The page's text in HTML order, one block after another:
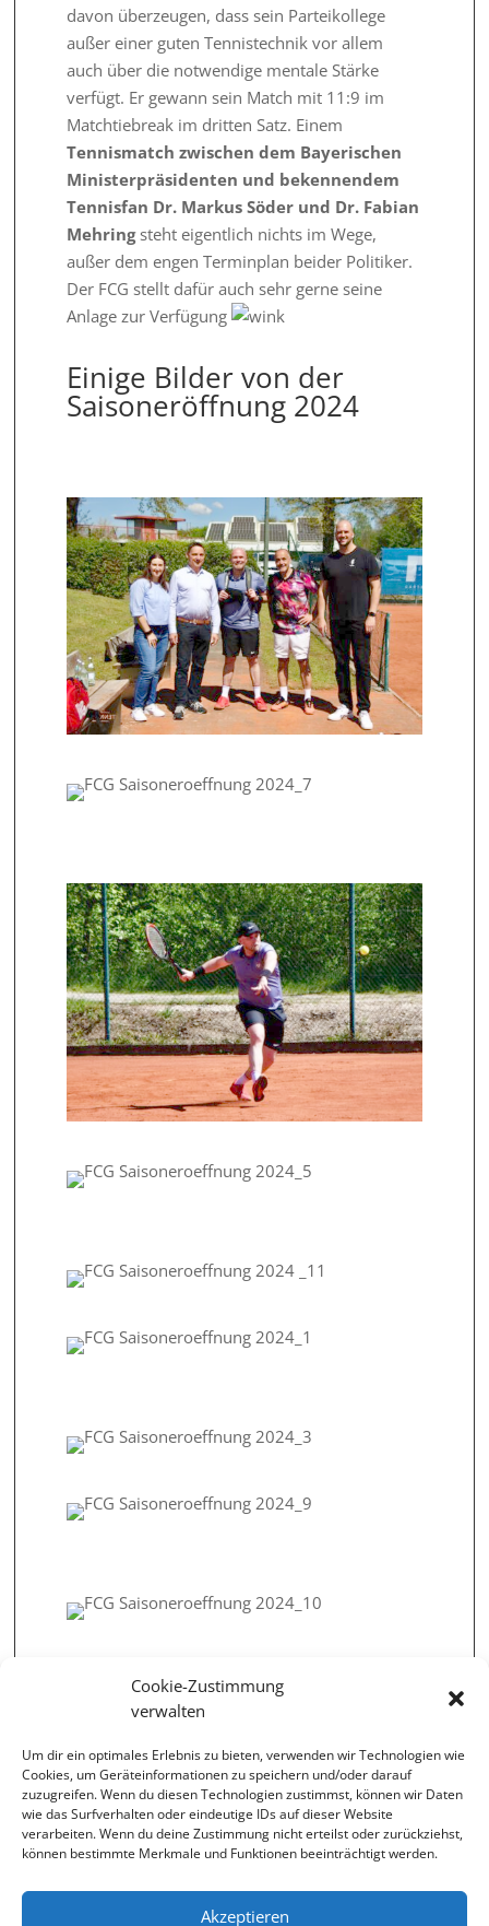
Cookie-Zustimmung
verwalten
Um dir ein optimales Erlebnis zu bieten, verwenden wir Technologien wie
Cookies, um Geräteinformationen zu speichern und/oder darauf
zuzugreifen. Wenn du diesen Technologien zustimmst, können wir Daten
wie das Surfverhalten oder eindeutige IDs auf dieser Website
verarbeiten. Wenn du deine Zustimmung nicht erteilst oder zurückziehst,
können bestimmte Merkmale und Funktionen beeinträchtigt werden.
Akzeptieren
davon überzeugen, dass sein Parteikollege
außer einer guten Tennistechnik vor allem
auch über die notwendige mentale Stärke
verfügt. Er gewann sein Match mit 11:9 im
Matchtiebreak im dritten Satz. Einem
Tennismatch zwischen dem Bayerischen
Ministerpräsidenten und bekennendem
Tennisfan Dr. Markus Söder und Dr. Fabian
Mehringsteht eigentlich nichts im Wege,
außer dem engen Terminplan beider Politiker.
Der FCG stellt dafür auch sehr gerne seine
Anlage zur Verfügung
Einige Bilder von der
Saisoneröffnung 2024